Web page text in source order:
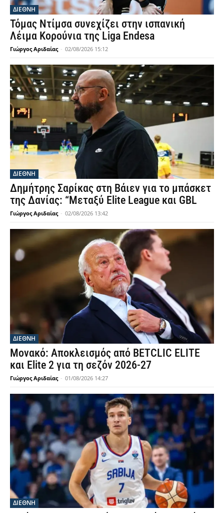
ΔΙΕΘΝΗ
Τόμας Ντίμσα συνεχίζει στην ισπανική
Λέιμα Κορούνια της Liga Endesa
Γιώργος Αριδαίας - 02/08/2026 15:12
ΔΙΕΘΝΗ
Δημήτρης Σαρίκας στη Βάιεν για το μπάσκετ
της Δανίας: “Μεταξύ Elite League και GBL
Γιώργος Αριδαίας - 02/08/2026 13:42
ΔΙΕΘΝΗ
Μονακό: Αποκλεισμός από BETCLIC ELITE
και Elite 2 για τη σεζόν 2026-27
Γιώργος Αριδαίας - 01/08/2026 14:27
ΔΙΕΘΝΗ